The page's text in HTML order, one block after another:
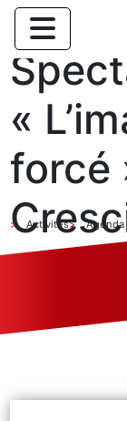
«
forcé
Activités Agenda